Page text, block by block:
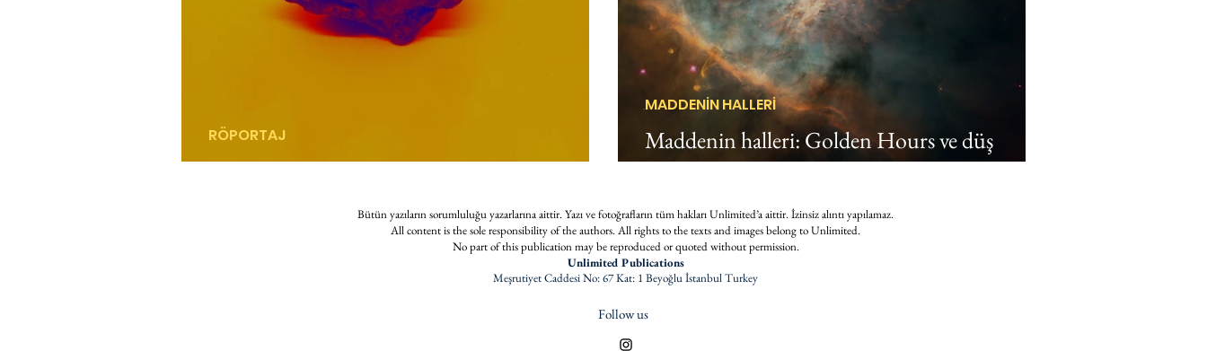
her şey tanıdık her şey yabancı
RÖPORTAJ
Maddenin halleri: Golden Hours ve düş
maddeleri
MADDENİN HALLERİ
Bütün yazıların sorumluluğu yazarlarına aittir. Yazı ve fotoğrafların tüm hakları Unlimited’a aittir. İzinsiz alıntı yapılamaz.
All content is the sole responsibility of the authors. All rights to the texts and images belong to Unlimited.
No part of this publication may be reproduced or quoted without permission.
Unlimited Publications
Meşrutiyet Caddesi No: 67 Kat: 1 Beyoğlu İstanbul Turkey
Follow us